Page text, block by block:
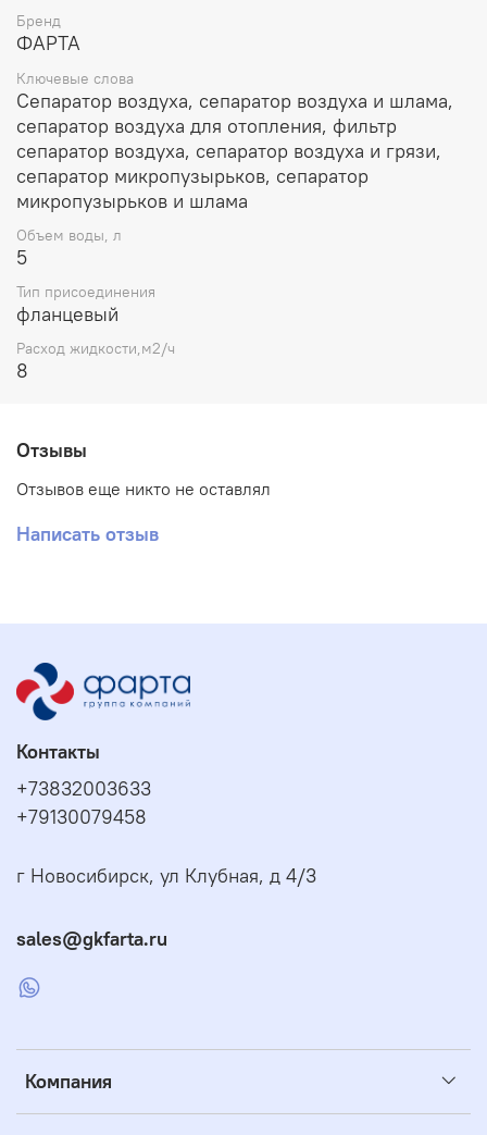
Бренд
ФАРТА
Ключевые слова
Сепаратор воздуха, сепаратор воздуха и шлама,
сепаратор воздуха для отопления, фильтр
сепаратор воздуха, сепаратор воздуха и грязи,
сепаратор микропузырьков, сепаратор
микропузырьков и шлама
Объем воды, л
5
Тип присоединения
фланцевый
Расход жидкости,м2/ч
8
Отзывы
Отзывов еще никто не оставлял
Написать отзыв
Компания
Контакты
+73832003633
+79130079458
г Новосибирск, ул Клубная, д 4/3
sales@gkfarta.ru